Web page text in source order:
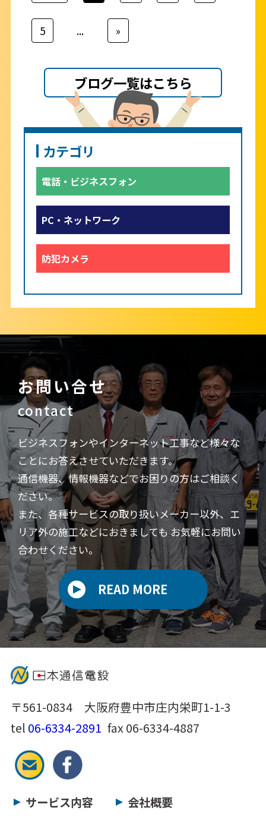
5 ... »
ブログ一覧はこちら
カテゴリ
電話・ビジネスフォン
PC・ネットワーク
防犯カメラ
お問い合せ
contact
ビジネスフォンやインターネット工事など様々な
ことにお答えさせていただきます。
通信機器、情報機器などでお困りの方はご相談く
ださい。
また、各種サービスの取り扱いメーカー以外、エ
リア外の施工などにおきましてもお気軽にお問い
合わせください。
READ MORE
〒561-0834 大阪府豊中市庄内栄町1-1-3
tel 06-6334-2891 fax 06-6334-4887
サービス内容 会社概要